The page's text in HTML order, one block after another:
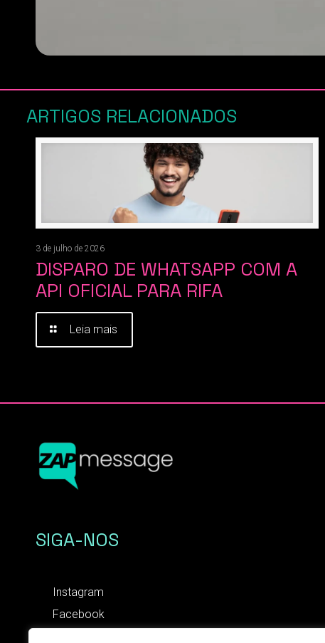
ARTIGOS RELACIONADOS
3 de julho de 2026
DISPARO DE WHATSAPP COM A
API OFICIAL PARA RIFA
Leia mais
SIGA-NOS
Instagram
Facebook